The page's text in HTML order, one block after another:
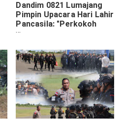
Dandim 0821 Lumajang
Pimpin Upacara Hari Lahir
Pancasila: "Perkokoh
Ideologi Menuju Indonesia